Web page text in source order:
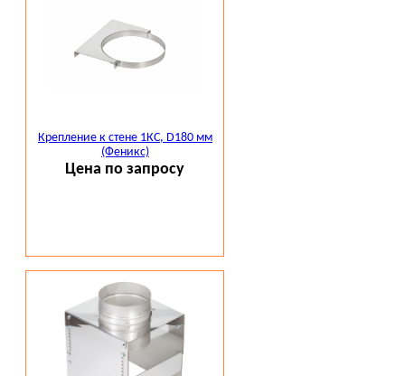
Крепление к стене 1КС, D180 мм
(Феникс)
Цена по запросу